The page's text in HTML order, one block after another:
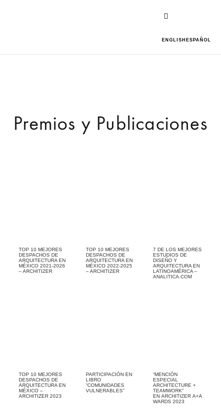
ENGLISH ESPAÑOL
Premios y Publicaciones
TOP 10 MEJORES
DESPACHOS DE
ARQUITECTURA EN
MÉXICO 2021-2026
– ARCHITIZER
TOP 10 MEJORES
DESPACHOS DE
ARQUITECTURA EN
MÉXICO 2022-2025
– ARCHITIZER
7 DE LOS MEJORES
ESTUDIOS DE
DISEÑO Y
ARQUITECTURA EN
LATINOAMÉRICA –
ANALITICA.COM
TOP 10 MEJORES
DESPACHOS DE
ARQUITECTURA EN
MÉXICO –
ARCHITIZER 2023
PARTICIPACIÓN EN
LIBRO
“COMUNIDADES
VULNERABLES”
“MENCIÓN
ESPECIAL
ARCHITECTURE +
TEAMWORK”
EN ARCHITIZER A+A
WARDS 2023